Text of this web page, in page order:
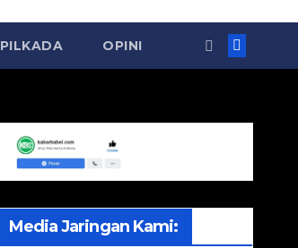
PILKADA OPINI
Media Jaringan Kami: